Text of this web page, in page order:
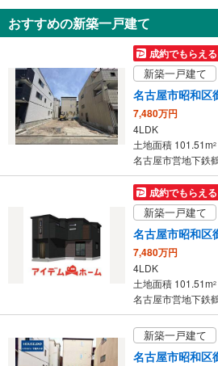
・ＡＥＤ
知
を
け
取
る
・
条
存
る
おすすめの新築一戸建て
成約でもらえる
新築一戸建て
名古屋市昭和区
7,480万円
4LDK
土地面積 101.51m2
名古屋市営地下鉄
成約でもらえる
新築一戸建て
名古屋市昭和区
7,480万円
4LDK
土地面積 101.51m2
名古屋市営地下鉄
新築一戸建て
名古屋市昭和区